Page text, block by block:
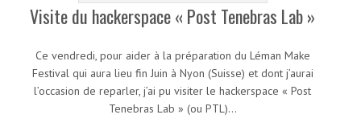
Visite du hackerspace « Post Tenebras Lab »
Ce vendredi, pour aider à la préparation du Léman Make
Festival qui aura lieu fin Juin à Nyon (Suisse) et dont j’aurai
l’occasion de reparler, j’ai pu visiter le hackerspace « Post
Tenebras Lab » (ou PTL)…